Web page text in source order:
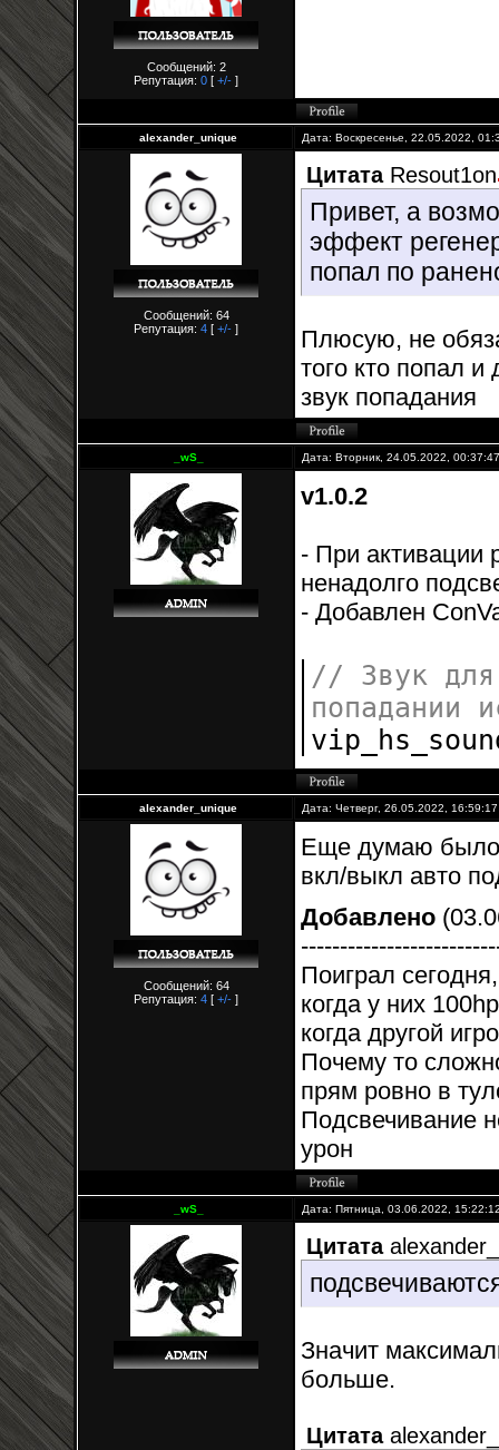
Сообщений: 2
Репутация: 0 [ +/- ]
alexander_unique Дата: Воскресенье, 22.05.2022,
Сообщений: 64
Репутация: 4 [ +/- ]
Цитата Resout1on
Привет, а
эффект
попал по
Плюсую, не
того кто попал и
звук попадания
_wS_ Дата: Вторник, 24.05.2022,
v1.0.2
- При активации
ненадолго
- Добавлен
// Звук для
попадании
alexander_unique Дата: Четверг, 26.05.2022,
Сообщений: 64
Репутация: 4 [ +/- ]
Еще думаю было
вкл/выкл авто
Добавлено
Поиграл
когда у них
когда другой
Почему то
прям ровно в
Подсвечивание
урон
_wS_ Дата: Пятница, 03.06.2022,
Цитата
Значит
больше.
Цитата